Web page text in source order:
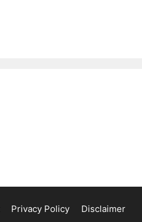
Privacy Policy Disclaimer